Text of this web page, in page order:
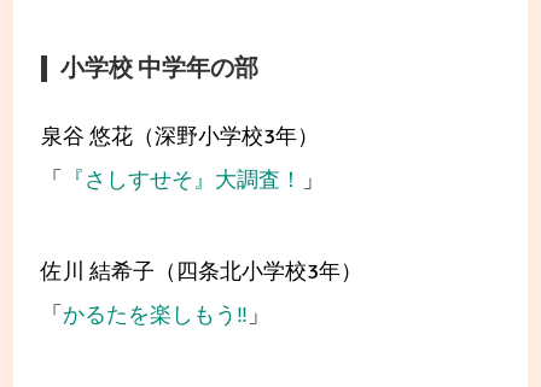
小学校 中学年の部
泉谷 悠花（深野小学校3年）
「
『さしすせそ』大調査！ 」
佐川 結希子（四条北小学校3年）
「 かるたを楽しもう‼ 」